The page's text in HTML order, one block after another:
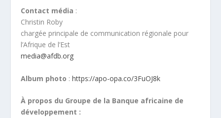
Contact média :
Christin Roby
chargée principale de communication régionale pour
l’Afrique de l’Est
media@afdb.org
Album photo :https://apo-opa.co/3FuOJ8k
À propos du Groupe de la Banque africaine de
développement :